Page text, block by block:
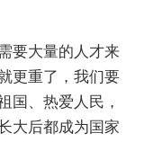
要大量的人才来
更重了，我们要
国、热爱人民，
大后都成为国家